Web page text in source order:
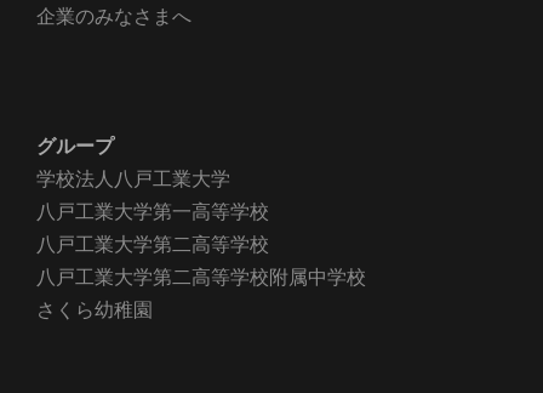
企業のみなさまへ
グループ
学校法人八戸工業大学
八戸工業大学第一高等学校
八戸工業大学第二高等学校
八戸工業大学第二高等学校附属中学校
さくら幼稚園